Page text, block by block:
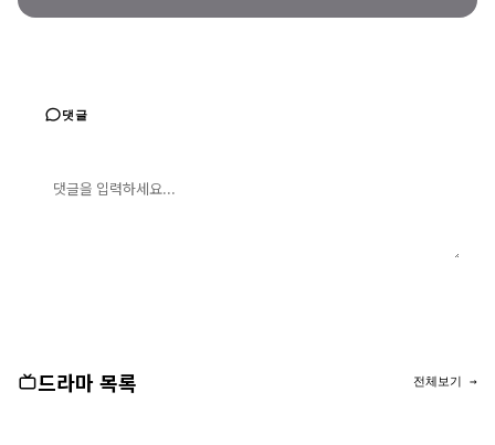
댓글
드라마 목록 전체보기 →